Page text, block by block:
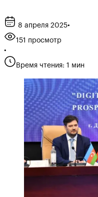
8 апреля 2025•
151 просмотр
•
Время чтения: 1 мин